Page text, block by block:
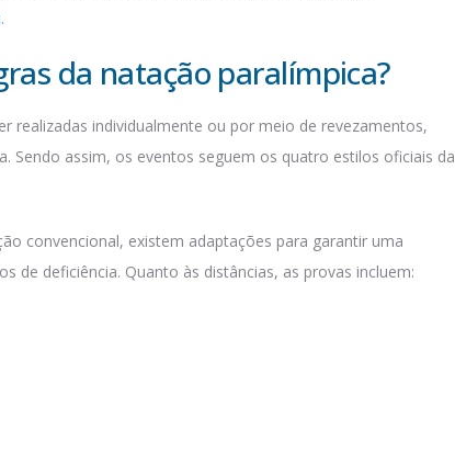
.
da natação paralímpica?
realizadas individualmente ou por meio de revezamentos,
Sendo assim, os eventos seguem os quatro estilos oficiais da
convencional, existem adaptações para garantir uma
de deficiência. Quanto às distâncias, as provas incluem: